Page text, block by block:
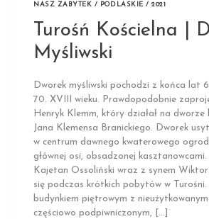
NASZ ZABYTEK / PODLASKIE / 2021
Turośń Kościelna |
Myśliwski
Dworek myśliwski pochodzi z końca lat
70. XVIII wieku. Prawdopodobnie
Henryk Klemm, który działał na dworze
Jana Klemensa Branickiego. Dworek
w centrum dawnego kwaterowego
głównej osi, obsadzonej
Kajetan Ossoliński wraz z synem
się podczas krótkich pobytów w
budynkiem piętrowym z
częściowo podpiwniczonym, […]